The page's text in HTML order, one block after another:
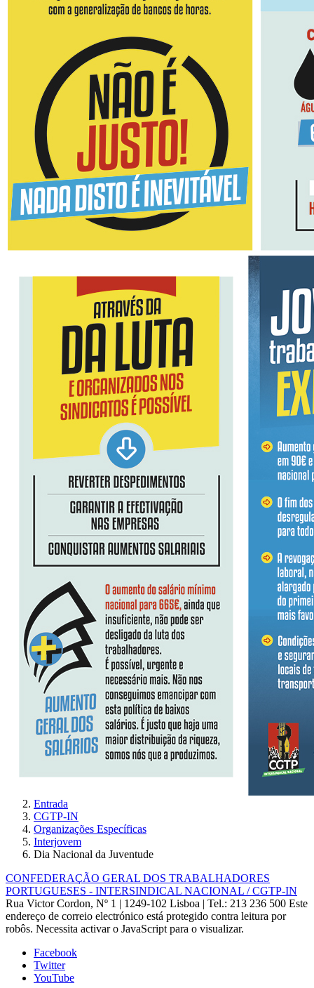
Entrada
CGTP-IN
Organizações Específicas
Interjovem
Dia Nacional da Juventude
CONFEDERAÇÃO GERAL DOS TRABALHADORES
PORTUGUESES - INTERSINDICAL NACIONAL / CGTP-IN
Rua Victor Cordon, Nº 1 | 1249-102 Lisboa | Tel.: 213 236 500 Este
endereço de correio electrónico está protegido contra leitura por
robôs. Necessita activar o JavaScript para o visualizar.
Facebook
Twitter
YouTube